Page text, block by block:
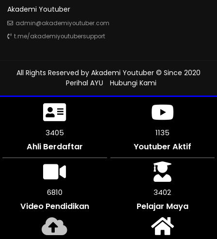
Akademi Youtuber
admin@akademiyoutuber.com
t.me/akademiyoutubersupport
All Rights Reserved by Akademi Youtuber © Since 2020
Perihal AYU
Hubungi Kami
3792
Ahli Berdaftar
1264
Youtuber Aktif
7584
Video Pendidikan
3792
Pelajar Maya